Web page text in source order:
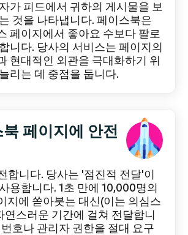
가 피드에서 귀하의 게시물을 보
것을 나타냅니다. 페이스북은
페이지에서 좋아요 수보다 팔로
니다. 당사의 서비스는 페이지의
현대적인 외관을 극대화하기 위
리는 데 중점을 둡니다.
페이지에 안전
합니다. 당사는 '점진적 전달'이
용합니다. 1초 만에 10,000명의
지에 쏟아붓는 대신(이는 의심스
연스러운 기간에 걸쳐 전달합니
호나 관리자 권한을 절대 요구